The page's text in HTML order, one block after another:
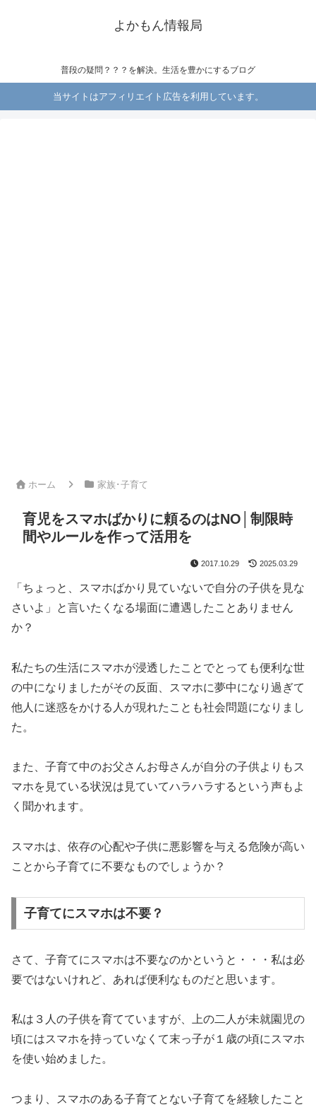
よかもん情報局
普段の疑問？？？を解決。生活を豊かにするブログ
当サイトはアフィリエイト広告を利用しています。
ホーム 家族･子育て
育児をスマホばかりに頼るのはNO│制限時
間やルールを作って活用を
2017.10.29 2025.03.29
「ちょっと、スマホばかり見ていないで自分の子供を見な
さいよ」と言いたくなる場面に遭遇したことありません
か？
私たちの生活にスマホが浸透したことでとっても便利な世
の中になりましたがその反面、スマホに夢中になり過ぎて
他人に迷惑をかける人が現れたことも社会問題になりまし
た。
また、子育て中のお父さんお母さんが自分の子供よりもス
マホを見ている状況は見ていてハラハラするという声もよ
く聞かれます。
スマホは、依存の心配や子供に悪影響を与える危険が高い
ことから子育てに不要なものでしょうか？
子育てにスマホは不要？
さて、子育てにスマホは不要なのかというと・・・私は必
要ではないけれど、あれば便利なものだと思います。
私は３人の子供を育てていますが、上の二人が未就園児の
頃にはスマホを持っていなくて末っ子が１歳の頃にスマホ
を使い始めました。
つまり、スマホのある子育てとない子育てを経験したこと